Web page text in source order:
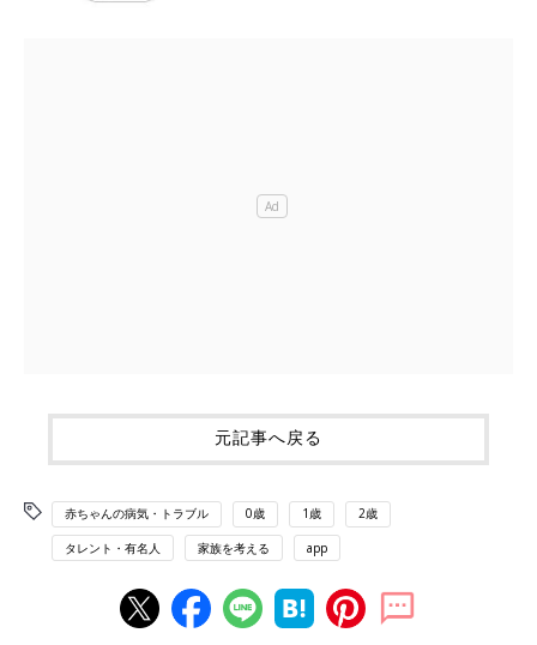
元記事へ戻る
赤ちゃんの病気・トラブル 0歳 1歳 2歳
タレント・有名人 家族を考える app